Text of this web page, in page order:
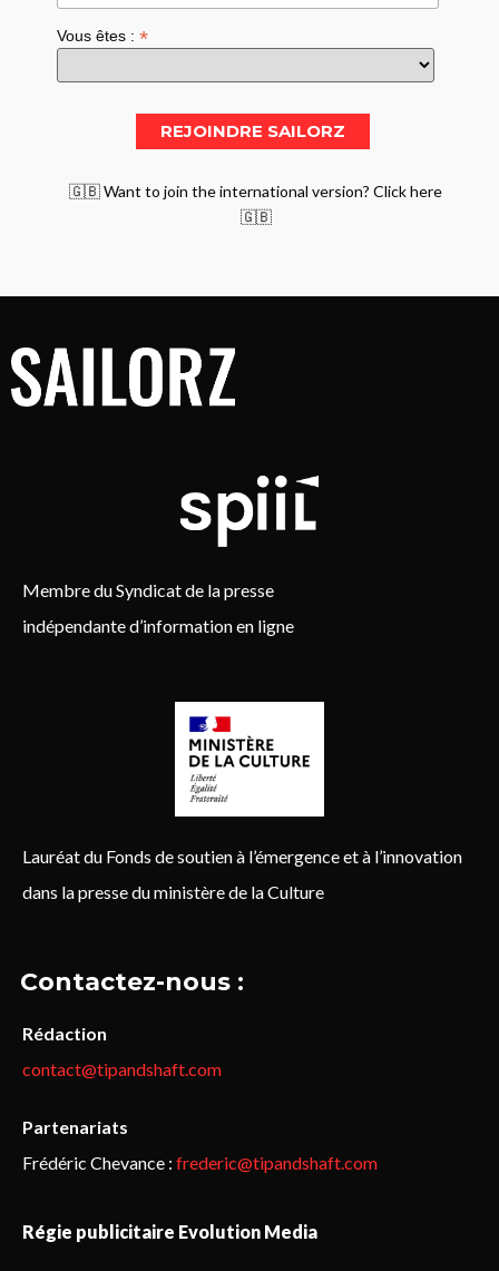
Vous êtes :*
🇬🇧 Want to join the international version? Click here
🇬🇧
Membre du Syndicat de la presse
indépendante d’information en ligne
Lauréat du Fonds de soutien à l’émergence et à l’innovation
dans la presse du ministère de la Culture
Contactez-nous :
Rédaction
contact@tipandshaft.com
Partenariats
Frédéric Chevance : frederic@tipandshaft.com
Régie publicitaire Evolution Media